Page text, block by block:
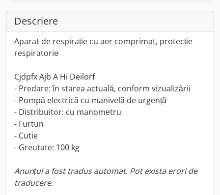
Descriere
Aparat de respirație cu aer comprimat, protecție
respiratorie
Cjdpfx Ajb A Hi Deilorf
- Predare: în starea actuală, conform vizualizării
- Pompă electrică cu manivelă de urgență
- Distribuitor: cu manometru
- Furtun
- Cutie
- Greutate: 100 kg
Anunțul a fost tradus automat. Pot exista erori de
traducere.